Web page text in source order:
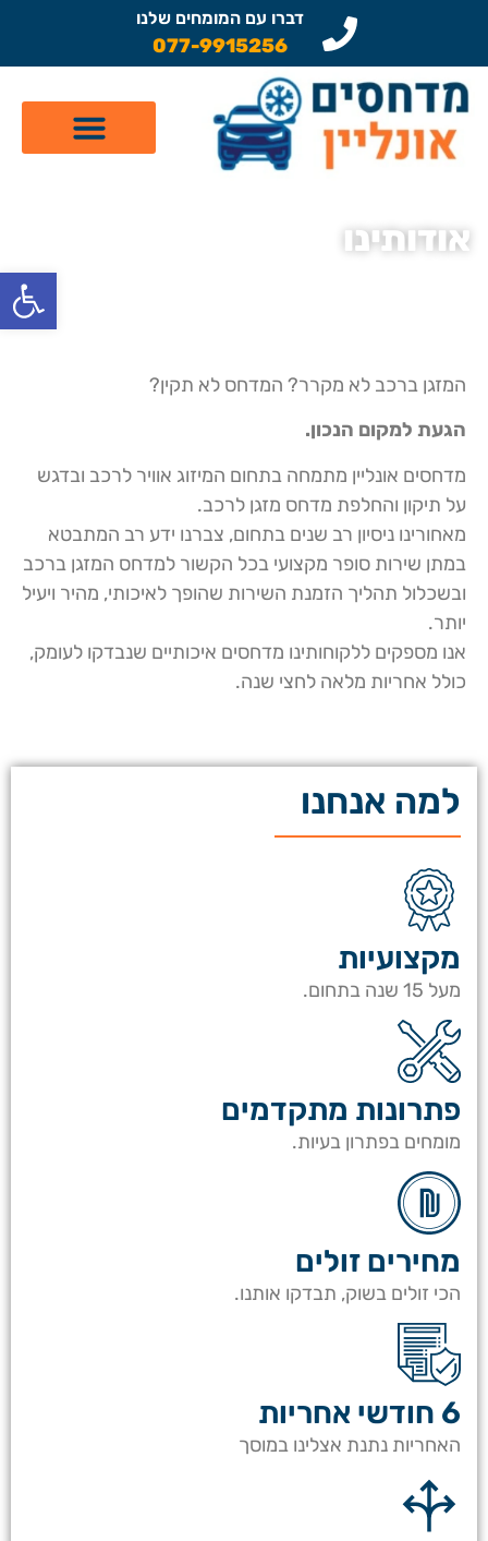
דברו עם המומחים שלנו
077-9915256
אודותינו
המזגן ברכב לא מקרר? המדחס לא תקין?
הגעת למקום הנכון.
מדחסים אונליין מתמחה בתחום המיזוג אוויר לרכב ובדגש
על תיקון והחלפת מדחס מזגן לרכב.
מאחורינו ניסיון רב שנים בתחום, צברנו ידע רב המתבטא
במתן שירות סופר מקצועי בכל הקשור למדחס המזגן ברכב
ובשכלול תהליך הזמנת השירות שהופך לאיכותי, מהיר ויעיל
יותר.
אנו מספקים ללקוחותינו מדחסים איכותיים שנבדקו לעומק,
כולל אחריות מלאה לחצי שנה.
למה אנחנו
מקצועיות
מעל 15 שנה בתחום.
פתרונות מתקדמים
מומחים בפתרון בעיות.
מחירים זולים
הכי זולים בשוק, תבדקו אותנו.
6 חודשי אחריות
האחריות נתנת אצלינו במוסך